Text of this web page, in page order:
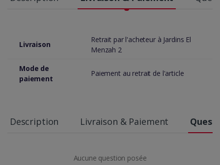
مرحبا بيكم😍😍
📍Résidence Feres lotissement al Yamama Jardin Del Menzah2🚘
Livraison
Retrait par l'acheteur à Jardins El
Menzah 2
Mode de
paiement
Paiement au retrait de l'article
Description Livraison & Paiement
Aucune question posée